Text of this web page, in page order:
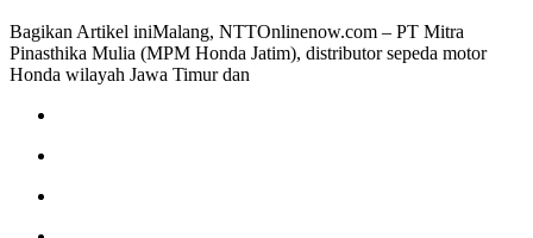
Bagikan Artikel iniMalang, NTTOnlinenow.com – PT Mitra
Pinasthika Mulia (MPM Honda Jatim), distributor sepeda motor
Honda wilayah Jawa Timur dan